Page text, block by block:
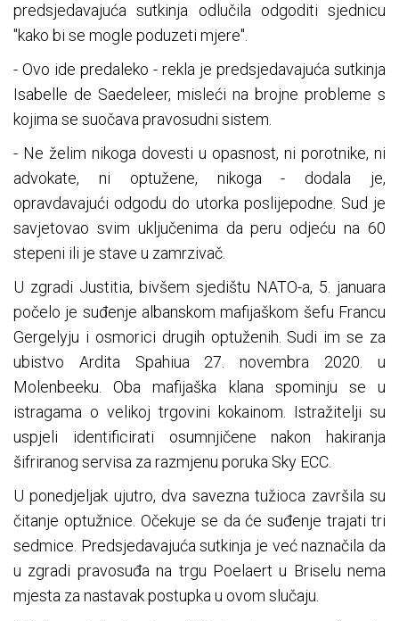
predsjedavajuća sutkinja odlučila odgoditi sjednicu
"kako bi se mogle poduzeti mjere".
- Ovo ide predaleko - rekla je predsjedavajuća sutkinja
Isabelle de Saedeleer, misleći na brojne probleme s
kojima se suočava pravosudni sistem.
- Ne želim nikoga dovesti u opasnost, ni porotnike, ni
advokate, ni optužene, nikoga - dodala je,
opravdavajući odgodu do utorka poslijepodne. Sud je
savjetovao svim uključenima da peru odjeću na 60
stepeni ili je stave u zamrzivač.
U zgradi Justitia, bivšem sjedištu NATO-a, 5. januara
počelo je suđenje albanskom mafijaškom šefu Francu
Gergelyju i osmorici drugih optuženih. Sudi im se za
ubistvo Ardita Spahiua 27. novembra 2020. u
Molenbeeku. Oba mafijaška klana spominju se u
istragama o velikoj trgovini kokainom. Istražitelji su
uspjeli identificirati osumnjičene nakon hakiranja
šifriranog servisa za razmjenu poruka Sky ECC.
U ponedjeljak ujutro, dva savezna tužioca završila su
čitanje optužnice. Očekuje se da će suđenje trajati tri
sedmice. Predsjedavajuća sutkinja je već naznačila da
u zgradi pravosuđa na trgu Poelaert u Briselu nema
mjesta za nastavak postupka u ovom slučaju.